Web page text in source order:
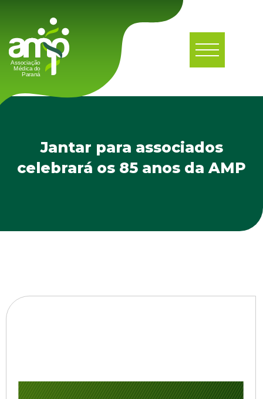
Jantar para associados
celebrará os 85 anos da AMP